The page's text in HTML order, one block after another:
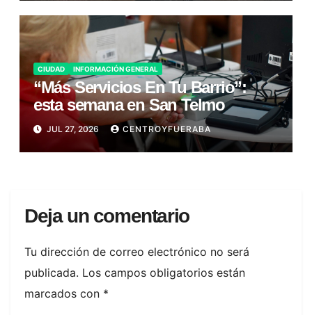
CIUDAD INFORMACIÓN GENERAL
“Más Servicios En Tu Barrio”:
esta semana en San Telmo
JUL 27, 2026 CENTROYFUERABA
Deja un comentario
Tu dirección de correo electrónico no será
publicada. Los campos obligatorios están
marcados con *